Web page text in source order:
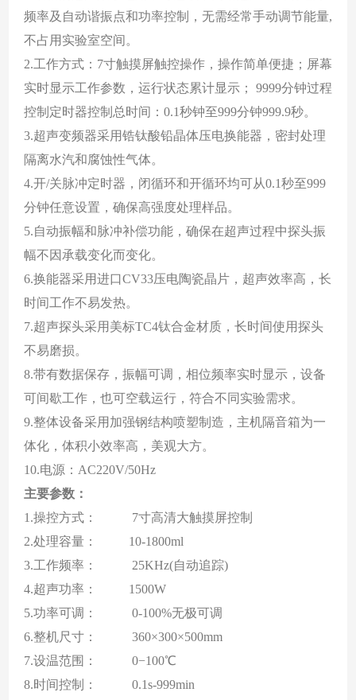
频率及自动谐振点和功率控制，无需经常手动调节能量,
不占用实验室空间 。
2.工作方式：7寸触摸屏触控操作，操作简单便捷；屏幕
实时显示工作参数，运行状态累计显示； 9999分钟过程
控制定时器控制总时间：0.1秒钟至999分钟999.9秒。
3.超声变频器采用锆钛酸铅晶体压电换能器，密封处理
隔离水汽和腐蚀性气体。
4.开/关脉冲定时器，闭循环和开循环均可从0.1秒至999
分钟任意设置，确保高强度处理样品。
5.自动振幅和脉冲补偿功能，确保在超声过程中探头振
幅不因承载变化而变化。
6.换能器采用进口CV33压电陶瓷晶片，超声效率高，长
时间工作不易发热。
7.超声探头采用美标TC4钛合金材质，长时间使用探头
不易磨损。
8.带有数据保存，振幅可调，相位频率实时显示，设备
可间歇工作，也可空载运行，符合不同实验需求。
9.整体设备采用加强钢结构喷塑制造，主机隔音箱为一
体化，体积小效率高，美观大方。
10.电源：AC220V/50Hz
主要参数：
1.操控方式：
7寸高清大触摸屏控制
2.处理容量： 10-1800ml
3.工作频率 ：
25KHz(自动追踪)
4.超声功率 ： 1500W
5.功率可调 ：
0-100%无极可调
6.整机尺寸： 360×300×500mm
7.设温范围 ：
0−100℃
8.时间控制 ： 0.1s-999min